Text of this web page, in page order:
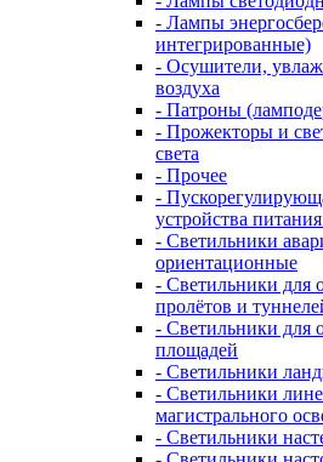
- Лампы
интегрированные)
- Осушители,
воздуха
- Патроны
- Прожекторы и
света
- Прочее
-
устройства
- Светильники
ориентационные
- Светильники для
пролётов и
- Светильники для
площадей
- Светильники
- Светильники
магистрального
- Светильники